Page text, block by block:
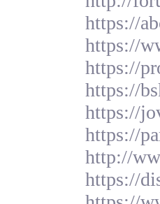
https://
https://
https://
https://
https://
https://
http://
https://